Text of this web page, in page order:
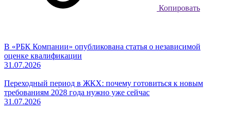
Копировать
В «РБК Компании» опубликована статья о независимой
оценке квалификации
31.07.2026
Переходный период в ЖКХ: почему готовиться к новым
требованиям 2028 года нужно уже сейчас
31.07.2026